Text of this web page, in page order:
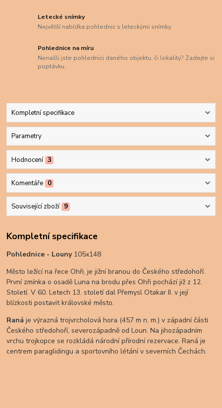
Letecké snímky
Největší nabídka pohlednic s leteckými snímky.
Pohlednice na míru
Nenašli jste pohlednici daného objektu, či lokality? Zadejte si
poptávku.
Kompletní specifikace
Parametry
Hodnocení 3
Komentáře 0
Související zboží 9
Kompletní specifikace
Pohlednice - Louny105x148
Město ležící na řece Ohři, je jižní branou do Českého středohoří.
První zmínka o osadě Luna na brodu přes Ohři pochází již z 12.
Století. V 60. Letech 13. století dal Přemysl Otakar II. v její
blízkosti postavit královské město.
Raná je výrazná trojvrcholová hora (457 m n. m.) v západní části
Českého středohoří, severozápadně od Loun. Na jihozápadním
vrchu trojkopce se rozkládá národní přírodní rezervace. Raná je
centrem paraglidingu a sportovního létání v severních Čechách.